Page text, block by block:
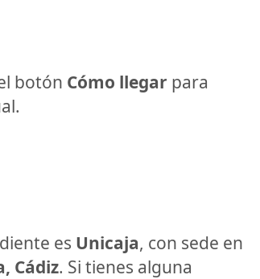
botón Cómo llegar para
es Unicaja, con sede en
Cádiz. Si tienes alguna